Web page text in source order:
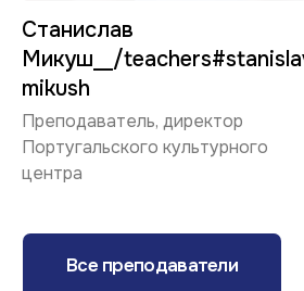
Станислав
Микуш__/
mikush
Преподаватель, директор
Португальского культурного
центра